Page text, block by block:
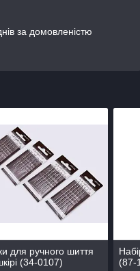
за домовленістю
для ручного шиття
(34-0107)
(87-